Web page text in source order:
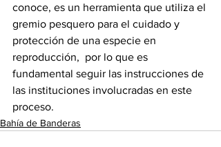
conoce, es un herramienta que utiliza el
gremio pesquero para el cuidado y
protección de una especie en
reproducción,  por lo que es
fundamental seguir las instrucciones de
las instituciones involucradas en este
proceso.
Bahía de Banderas